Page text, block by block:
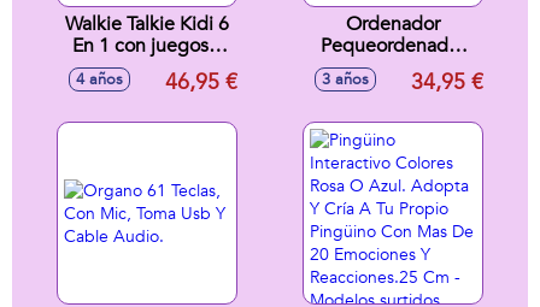
Walkie Talkie Kidi 6
En 1 con juegos y
200 metros de
alcance.16x6,5x2
4 años 46,95 €
Ordenador
Pequeordenador
20 actividades
21x27x7 cm
3 años 34,95 €